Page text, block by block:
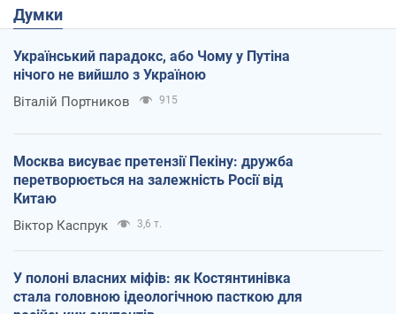
Думки
Український парадокс, або Чому у Путіна
нічого не вийшло з Україною
Віталій Портников 915
Москва висуває претензії Пекіну: дружба
перетворюється на залежність Росії від
Китаю
Віктор Каспрук 3,6 т.
У полоні власних міфів: як Костянтинівка
стала головною ідеологічною пасткою для